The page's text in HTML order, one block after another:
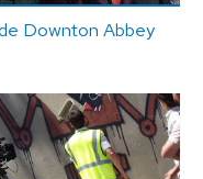
Downton Abbey